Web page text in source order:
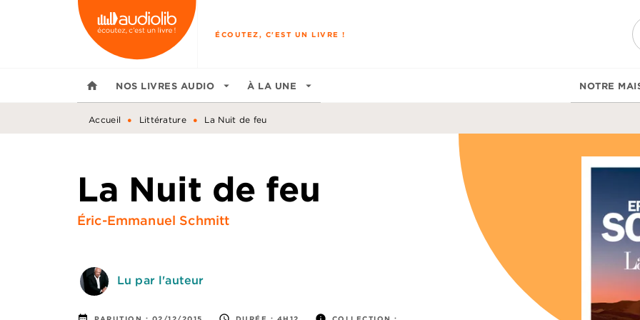
MENU RECHERCHE
ÉCOUTEZ, C'EST UN LIVRE !
home NOS LIVRES AUDIO arrow_drop_down À LA UNE arrow_drop_down NOTRE
Accueil • Littérature • La Nuit de feu
La Nuit de feu
Éric-Emmanuel Schmitt
Lu par l'auteur